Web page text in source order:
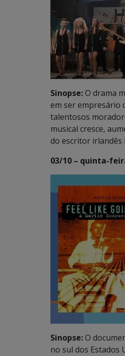
Sinopse:O drama
em ser empresário
talentosos
musical cresce,
do escritor irlandês
03/10 – quinta-
Sinopse:O
no sul dos Estados